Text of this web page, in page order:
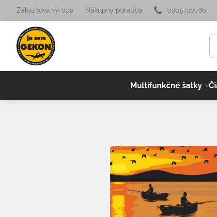
Zákazková výroba Nákupný poradca 0905720760
Multifunkčné šatky